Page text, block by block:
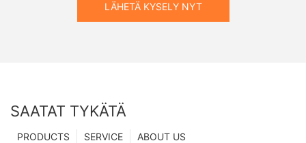
LÄHETÄ KYSELY NYT
SAATAT TYKÄTÄ
ABOUT US
SERVICE
PRODUCTS